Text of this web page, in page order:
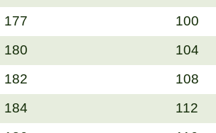
177 100
180 104
182 108
184 112